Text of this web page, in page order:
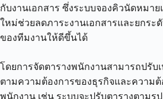
กับงานเอกสาร ซึ่งระบบจองคิวนัดหมาย
ใหม่ช่วยลดภาระงานเอกสารและยกร
ของทีมงานให้ดีขึ้นได้
โดยการจัดตารางพนักงานสามารถปรับ
ตามความต้องการของธุรกิจและความต้
พนักงาน เช่น ระบบจะปรับตารางตามรู